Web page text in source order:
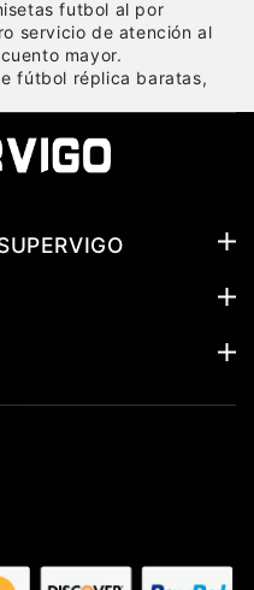
futbol al por
servicio de atención al
mayor.
fútbol réplica baratas,